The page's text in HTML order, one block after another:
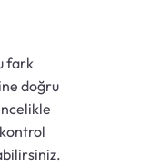
fark
doğru